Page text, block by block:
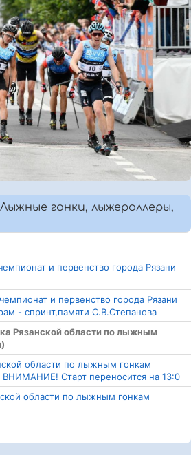
гонки, лыжероллеры,
и первенство города Рязани
и первенство города Рязани
- спринт,памяти С.В.Степанова
Рязанской области по лыжным
области по лыжным гонкам
Старт переносится на 13:0
области по лыжным гонкам